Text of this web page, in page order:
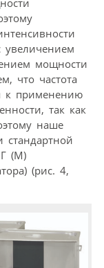
увеличением
мощности
что частота
к применению
так как
наше
стандартной
(М)
(рис. 4,